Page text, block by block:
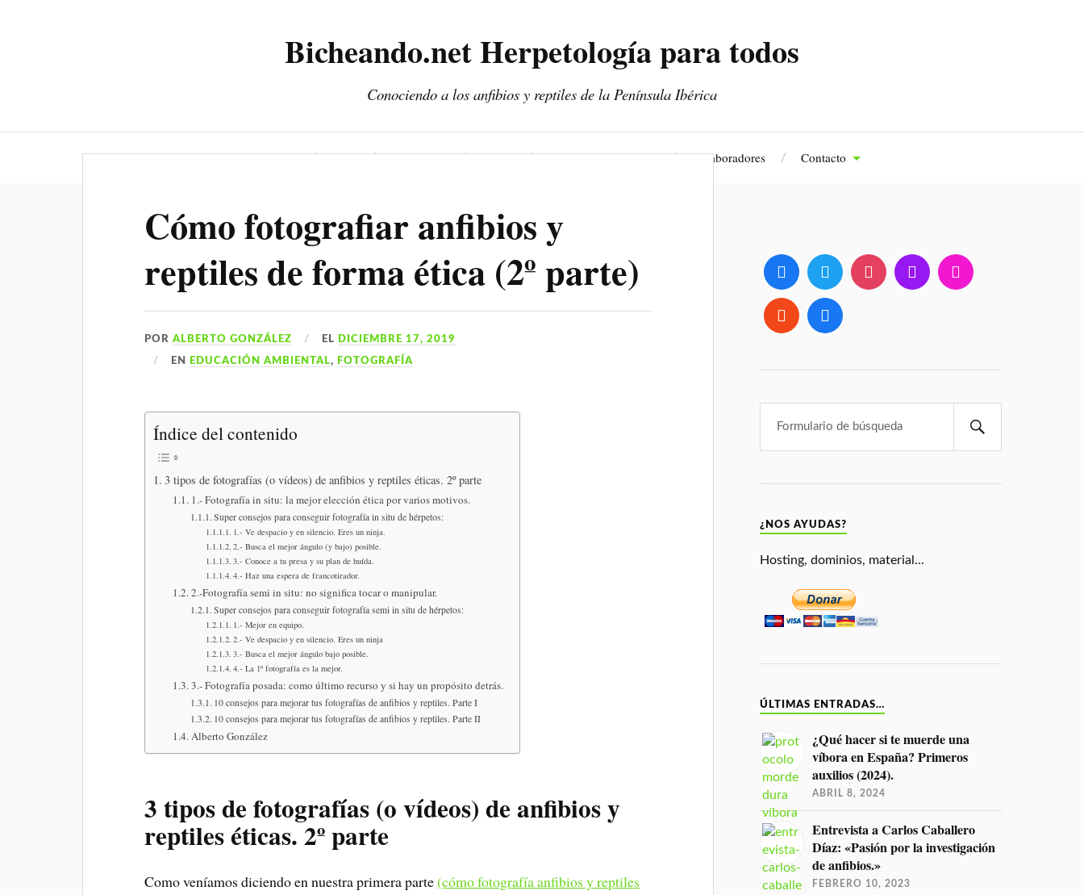
Bicheando.net Herpetología para todos
Conociendo a los anfibios y reptiles de la Península Ibérica
Bicheando.net Blog Entrevistas Viajes Fotografía y vídeo Colaboradores Contacto
Cómo fotografiar anfibios y
reptiles de forma ética (2º parte)
PORALBERTO GONZÁLEZ EL DICIEMBRE 17, 2019
EN EDUCACIÓN AMBIENTAL, FOTOGRAFÍA
Índice del contenido
3 tipos de fotografías (o vídeos) de anfibios y reptiles éticas. 2º parte
1.- Fotografía in situ: la mejor elección ética por varios motivos.
Super consejos para conseguir fotografía in situ de hérpetos:
1.- Ve despacio y en silencio. Eres un ninja.
2.- Busca el mejor ángulo (y bajo) posible.
3.- Conoce a tu presa y su plan de huída.
4.- Haz una espera de francotirador.
2.-Fotografía semi in situ: no significa tocar o manipular.
Super consejos para conseguir fotografía semi in situ de hérpetos:
1.- Mejor en equipo.
2.- Ve despacio y en silencio. Eres un ninja
3.- Busca el mejor ángulo bajo posible.
4.- La 1º fotografía es la mejor.
3.- Fotografía posada: como último recurso y si hay un propósito detrás.
10 consejos para mejorar tus fotografías de anfibios y reptiles. Parte I
10 consejos para mejorar tus fotografías de anfibios y reptiles. Parte II
Alberto González
3 tipos de fotografías (o vídeos) de anfibios y
reptiles éticas. 2º parte
Como veníamos diciendo en nuestra primera parte(cómo fotografía anfibios y reptiles
¿NOS AYUDAS?
Hosting, dominios, material...
ÚLTIMAS ENTRADAS…
¿Qué hacer si te muerde una
víbora en España? Primeros
auxilios (2024).
ABRIL 8, 2024
Entrevista a Carlos Caballero
Díaz: «Pasión por la investigación
de anfibios.»
FEBRERO 10, 2023